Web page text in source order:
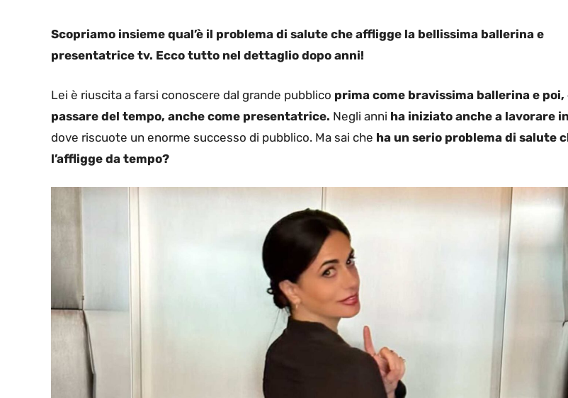
Scopriamo insieme qual’è il problema di salute che affligge la bellissima ballerina e
presentatrice tv. Ecco tutto nel dettaglio dopo anni!
Lei è riuscita a farsi conoscere dal grande pubblico prima come bravissima ballerina e poi,
passare del tempo, anche come presentatrice. Negli anni ha iniziato anche a lavorare
dove riscuote un enorme successo di pubblico. Ma sai che ha un serio problema di salute
l’affligge da tempo?